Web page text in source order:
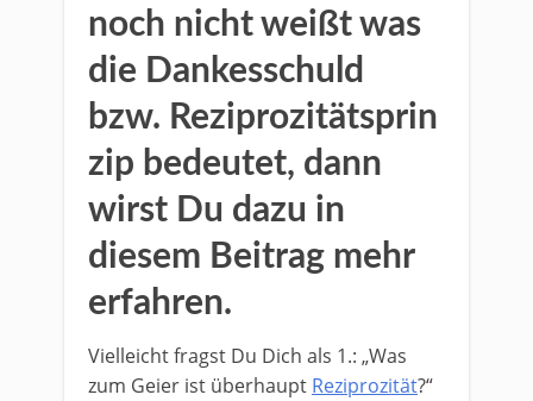
noch nicht weißt was
die Dankesschuld
bzw. Reziprozitätsprin
zip bedeutet, dann
wirst Du dazu in
diesem Beitrag mehr
erfahren.
Vielleicht fragst Du Dich als 1.: „Was
zum Geier ist überhaupt Reziprozität?“